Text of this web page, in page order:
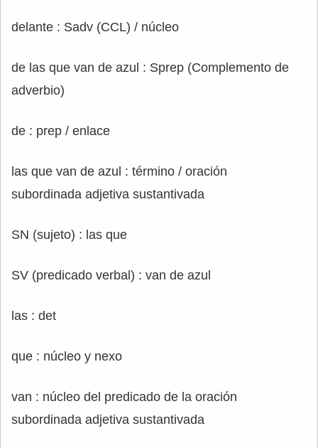
delante : Sadv (CCL) / núcleo
de las que van de azul : Sprep (Complemento de
adverbio)
de : prep / enlace
las que van de azul : término / oración
subordinada adjetiva sustantivada
SN (sujeto) : las que
SV (predicado verbal) : van de azul
las : det
que : núcleo y nexo
van : núcleo del predicado de la oración
subordinada adjetiva sustantivada